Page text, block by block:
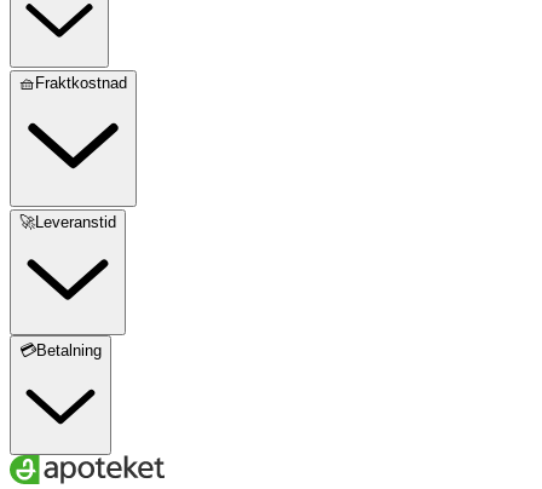
🧺Fraktkostnad
🚀Leveranstid
💳Betalning